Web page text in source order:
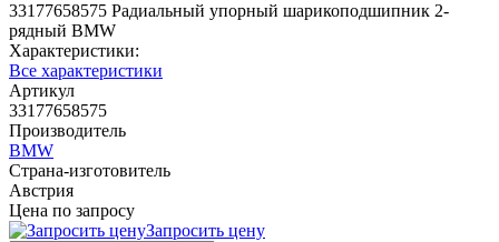
33177658575 Радиальный упорный шарикоподшипник 2-
рядный BMW
Характеристики:
Все характеристики
Артикул
33177658575
Производитель
BMW
Страна-изготовитель
Австрия
Цена по запросу
Запросить цену